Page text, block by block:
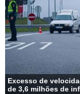
Excesso de
de 3,6 milhões de